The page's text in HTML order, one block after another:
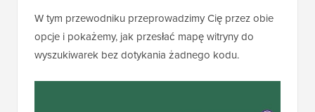
W tym przewodniku przeprowadzimy Cię przez obie
opcje i pokażemy, jak przesłać mapę witryny do
wyszukiwarek bez dotykania żadnego kodu.